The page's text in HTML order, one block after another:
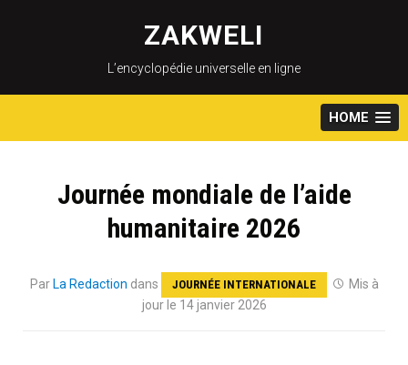
content
ZAKWELI
L’encyclopédie universelle en ligne
HOME
Journée mondiale de l’aide
humanitaire 2026
Par La Redaction dans JOURNÉE INTERNATIONALE
Mis à
jour le 14 janvier 2026